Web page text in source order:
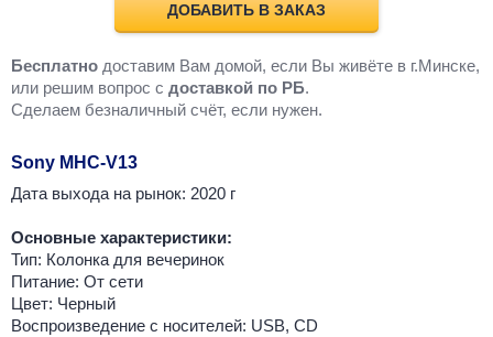
ДОБАВИТЬ В ЗАКАЗ
Бесплатно доставим Вам домой, если Вы живёте в г.Минске,
или решим вопрос с доставкой по РБ.
Cделаем безналичный счёт, если нужен.
Sony MHC-V13
Дата выхода на рынок: 2020 г
Основные характеристики:
Тип: Колонка для вечеринок
Питание: От сети
Цвет: Черный
Воспроизведение с носителей: USB, CD